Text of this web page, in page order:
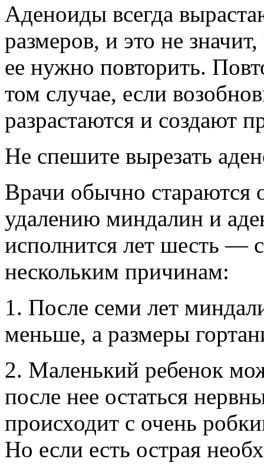
Аденоиды всегда
размеров, и это не
ее нужно повторить.
том случае, если
разрастаются и создают
Не спешите вырезать
Врачи обычно стараются
удалению миндалин и
исполнится лет шесть —
нескольким причинам:
1. После семи лет
меньше, а размеры
2. Маленький ребенок
после нее остаться
происходит с очень
Но если есть острая